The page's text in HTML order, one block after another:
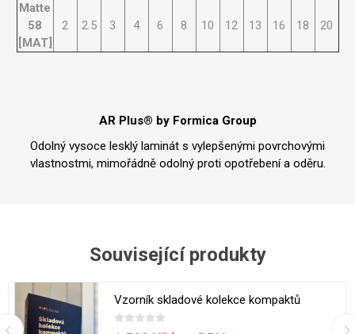
Matte
58
[MAT]
2 2.5 3 4 6 8 10 12 13 16 18 20
AR Plus® by Formica Group
Odolný vysoce lesklý laminát s vylepšenými povrchovými
vlastnostmi, mimořádně odolný proti opotřebení a oděru.
Související produkty
Vzorník skladové kolekce kompaktů